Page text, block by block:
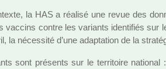
la HAS a réa­lisé une revue des
vac­cins contre les variants iden­ti­fiés sur
la néces­sité d’une adap­ta­tion de la
sont pré­sents sur le ter­ri­toire